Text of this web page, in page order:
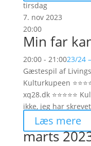
tirsdag
7. nov 2023
20:00
Min far
20:00 - 21:0023/24
Gæstespil af
Kulturkupeen
xq28.dk ⭐️⭐️⭐️⭐️⭐️
ikke, jeg har
Læs mere
marts